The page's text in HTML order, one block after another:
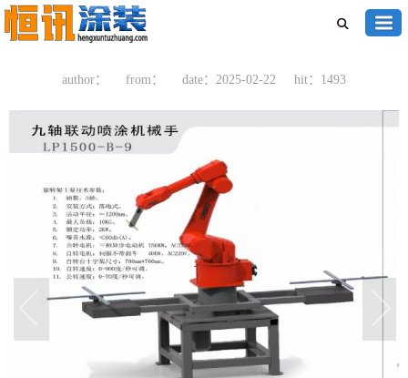
author： from： date：2025-02-22 hit：1493